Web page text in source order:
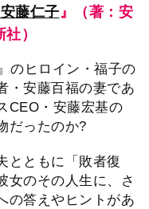
藤仁子 』（著：安
）
のヒロイン・福子の
・安藤百福の妻であ
CEO・安藤宏基の
だったのか?
とともに「敗者復
女のその人生に、さ
の答えやヒントがあ